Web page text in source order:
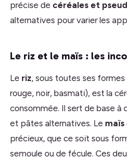
précise de céréales et
alternatives pour varier les
Le riz et le maïs : les
Le riz, sous toutes ses
rouge, noir, basmati), est la
consommée. Il sert de base à
et pâtes alternatives. Le maïs
précieux, que ce soit sous
semoule ou de fécule. Ces